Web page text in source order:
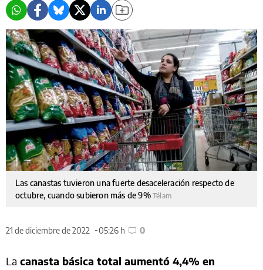
Las canastas tuvieron una fuerte desaceleración respecto de
octubre, cuando subieron más de 9% Télam
21 de diciembre de 2022 05:26 h 0
La canasta básica total aumentó 4,4% en